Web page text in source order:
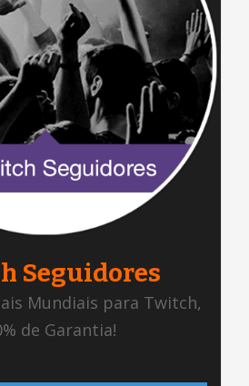
Seguidores
Mundiais para Twitch,
de Garantia!